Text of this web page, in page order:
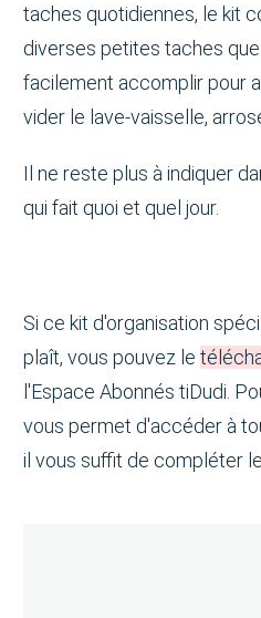
taches quotidiennes, le kit
diverses petites taches
facilement accomplir pour
vider le lave-vaisselle,
Il ne reste plus à indiquer
qui fait quoi et quel jour.
Si ce kit d'organisation
plaît, vous pouvez le
l'Espace Abonnés tiDudi.
vous permet d'accéder à
il vous suffit de compléter